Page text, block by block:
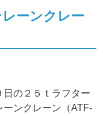
ーンクレー
日の２５ｔラフター
ンクレーン（ATF-